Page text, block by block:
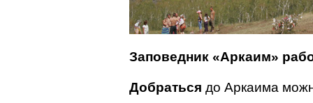
Заповедник «Аркаим»
Добраться до Аркаима